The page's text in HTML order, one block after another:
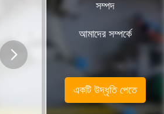
সম্পদ
আমাদের সম্পর্কে
একটি উদ্ধৃতি পেতে